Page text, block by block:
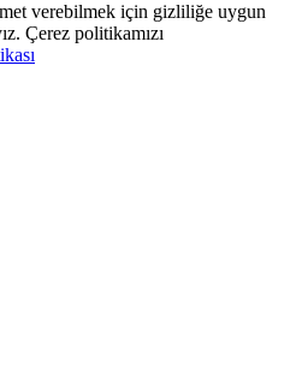
verebilmek için gizliliğe uygun
Çerez politikamızı